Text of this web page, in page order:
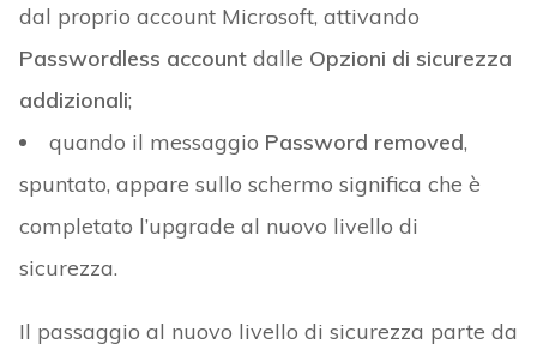
dal proprio account Microsoft, attivando
Passwordless accountdalle Opzioni di sicurezza
addizionali;
quando il messaggio Password removed,
spuntato, appare sullo schermo significa che è
completato l’upgrade al nuovo livello di
sicurezza.
Il passaggio al nuovo livello di sicurezza parte da